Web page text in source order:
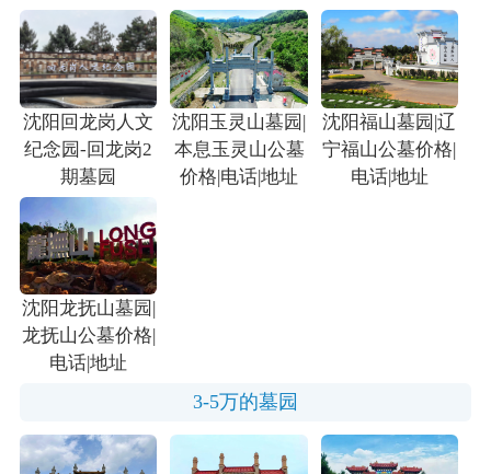
沈阳回龙岗人文
纪念园-回龙岗2
期墓园
沈阳玉灵山墓园|
本息玉灵山公墓
价格|电话|地址
沈阳福山墓园|辽
宁福山公墓价格|
电话|地址
沈阳龙抚山墓园|
龙抚山公墓价格|
电话|地址
3-5万的墓园